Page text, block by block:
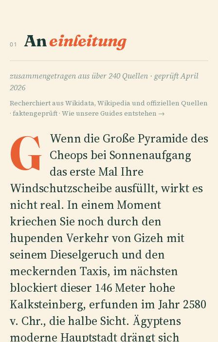
01 Aneinleitung
zusammengetragen aus über 240 Quellen · geprüft April
2026
Recherchiert aus Wikidata, Wikipedia und offiziellen Quellen
· faktengeprüft · Wie unsere Guides entstehen →
G Wenn die Große Pyramide des
Cheops bei Sonnenaufgang
das erste Mal Ihre
Windschutzscheibe ausfüllt, wirkt es
nicht real. In einem Moment
kriechen Sie noch durch den
hupenden Verkehr von Gizeh mit
seinem Dieselgeruch und den
meckernden Taxis, im nächsten
blockiert dieser 146 Meter hohe
Kalksteinberg, erfunden im Jahr 2580
v. Chr., die halbe Sicht. Ägyptens
moderne Hauptstadt drängt sich